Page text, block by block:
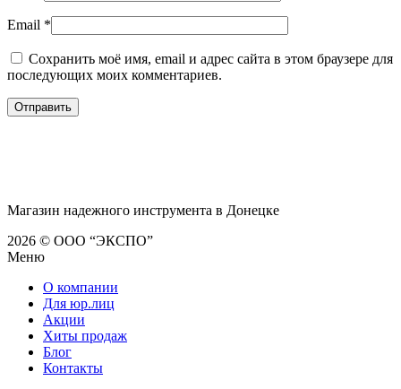
Email *
Сохранить моё имя, email и адрес сайта в этом браузере для
последующих моих комментариев.
Магазин надежного инструмента в Донецке
2026 © ООО “ЭКСПО”
Меню
О компании
Для юр.лиц
Акции
Хиты продаж
Блог
Контакты